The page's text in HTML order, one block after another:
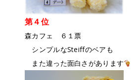
第４位
森カフェ ６１票
シンプルなSteiffのベアも
また違った面白さがあります